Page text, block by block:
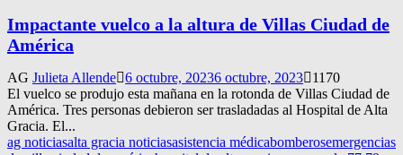
Impactante vuelco a la altura de Villas Ciudad de
América
AG Julieta Allende 6 octubre, 20236 octubre, 2023
1170
El vuelco se produjo esta mañana en la rotonda de Villas Ciudad de
América. Tres personas debieron ser trasladadas al Hospital de Alta
Gracia. El...
ag noticiasalta gracia noticiasasistencia médicabomberosemergencias